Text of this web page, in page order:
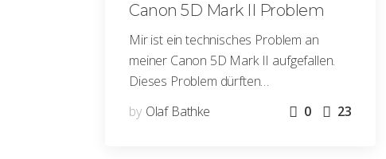
Canon 5D Mark II Problem
Mir ist ein technisches Problem an
meiner Canon 5D Mark II aufgefallen.
Dieses Problem dürften…
by Olaf Bathke 0 23